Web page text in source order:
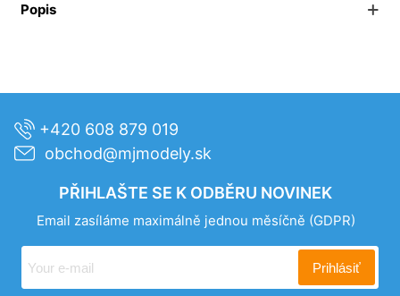
Popis
+420 608 879 019
obchod@mjmodely.sk
PŘIHLAŠTE SE K ODBĚRU NOVINEK
Email zasíláme maximálně jednou měsíčně (GDPR)
Prihlásiť